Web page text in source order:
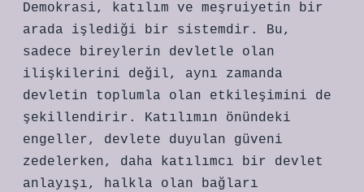
Demokrasi, katılım ve meşruiyetin bir
arada işlediği bir sistemdir. Bu,
sadece bireylerin devletle olan
ilişkilerini değil, aynı zamanda
devletin toplumla olan etkileşimini de
şekillendirir. Katılımın önündeki
engeller, devlete duyulan güveni
zedelerken, daha katılımcı bir devlet
anlayışı, halkla olan bağları